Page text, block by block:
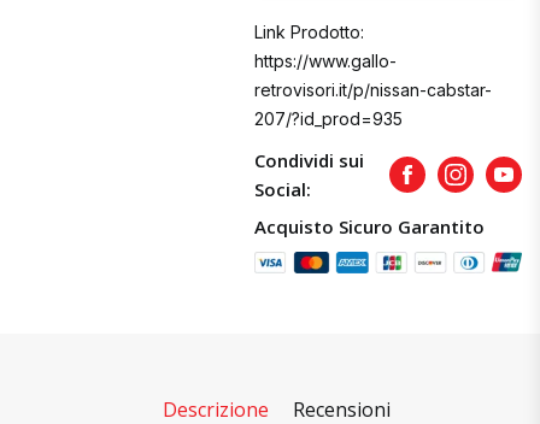
Link Prodotto:
https://www.gallo-
retrovisori.it/p/nissan-cabstar-
207/?id_prod=935
Condividi sui
Social:
FacebookInstagram
Acquisto Sicuro Garantito
Descrizione Recensioni